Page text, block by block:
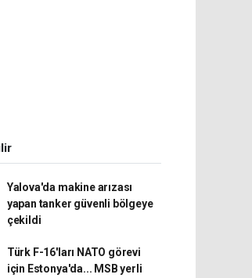
Yalova'da makine arızası
yapan tanker güvenli bölgeye
çekildi
Türk F-16'ları NATO görevi
için Estonya'da... MSB yerli